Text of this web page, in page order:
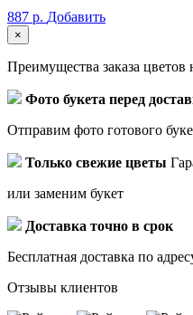
887 р. Добавить
×
Преимущества заказа цветов
Фото букета перед
Отправим фото готового
Только свежие цветы
или заменим букет
Доставка точно в срок
Бесплатная доставка по
Отзывы клиентов